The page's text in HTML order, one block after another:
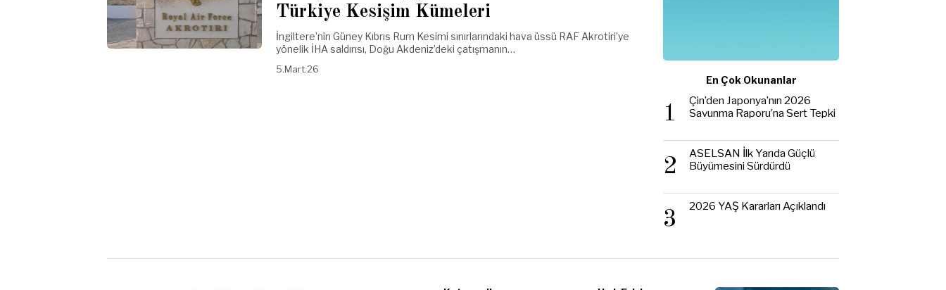
Türkiye Kesişim Kümeleri
İngiltere’nin Güney Kıbrıs Rum Kesimi sınırlarındaki hava üssü RAF Akrotiri’ye
yönelik İHA saldırısı, Doğu Akdeniz’deki çatışmanın…
5.Mart.26
En Çok Okunanlar
1
Çin’den Japonya’nın 2026
Savunma Raporu’na Sert Tepki
2
ASELSAN İlk Yarıda Güçlü
Büyümesini Sürdürdü
3
2026 YAŞ Kararları Açıklandı